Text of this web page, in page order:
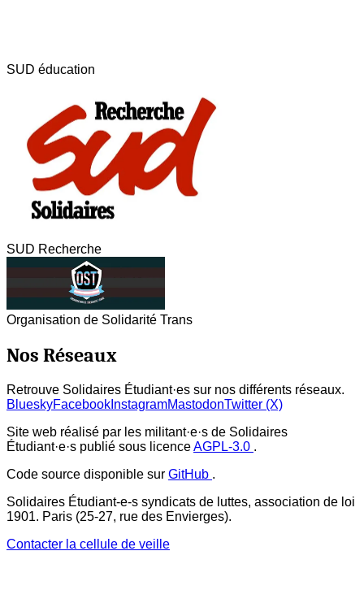
SUD éducation
SUD Recherche
Organisation de Solidarité Trans
Nos Réseaux
Retrouve Solidaires Étudiant·es sur nos différents réseaux.
BlueskyFacebook InstagramMastodonTwitter (X)
Site web réalisé par les militant·e·s de Solidaires
Étudiant·e·s publié sous licenceAGPL-3.0 .
Code source disponible sur GitHub .
Solidaires Étudiant-e-s syndicats de luttes, association de loi
1901. Paris (25-27, rue des Envierges).
Contacter la cellule de veille